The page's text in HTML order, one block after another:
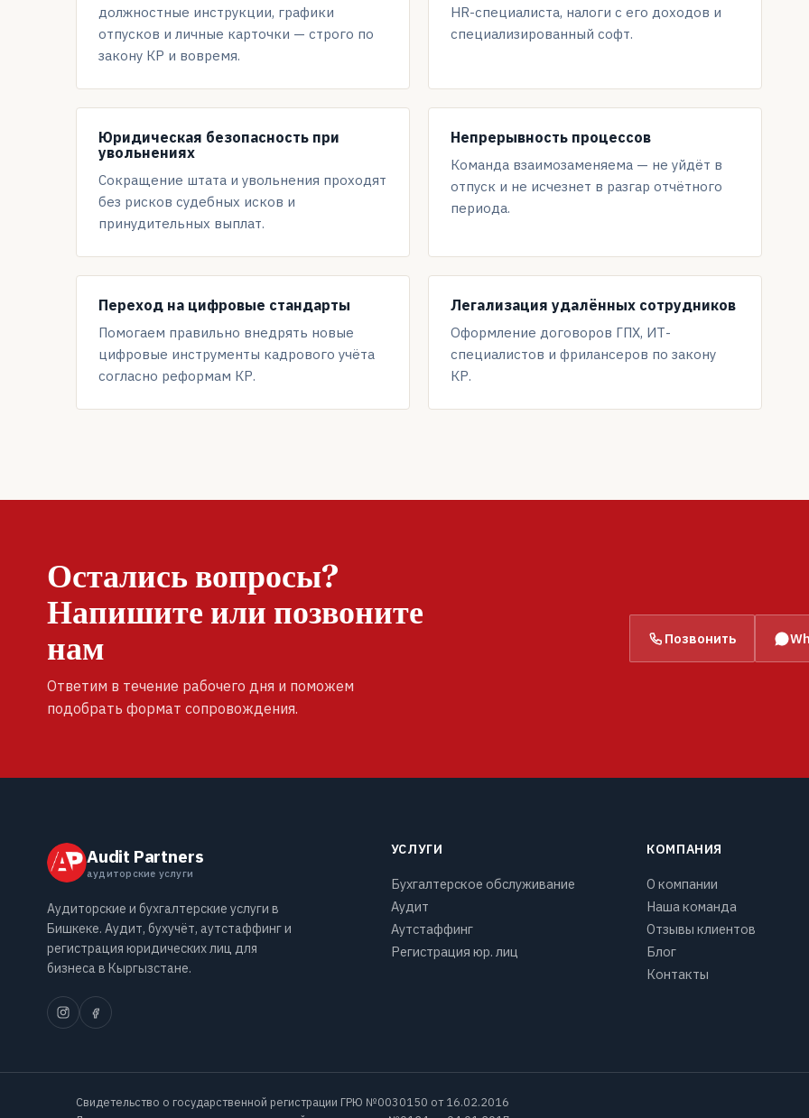
должностные инструкции, графики
отпусков и личные карточки — строго по
закону КР и вовремя.
HR-специалиста, налоги с его доходов и
специализированный софт.
Юридическая безопасность при
увольнениях
Сокращение штата и увольнения проходят
без рисков судебных исков и
принудительных выплат.
Непрерывность процессов
Команда взаимозаменяема — не уйдёт в
отпуск и не исчезнет в разгар отчётного
периода.
Переход на цифровые стандарты
Помогаем правильно внедрять новые
цифровые инструменты кадрового учёта
согласно реформам КР.
Легализация удалённых сотрудников
Оформление договоров ГПХ, ИТ-
специалистов и фрилансеров по закону
КР.
Остались вопросы?
Напишите или позвоните
нам
Ответим в течение рабочего дня и поможем
подобрать формат сопровождения.
Позвонить
Audit Partners
аудиторские услуги
Аудиторские и бухгалтерские услуги в
Бишкеке. Аудит, бухучёт, аутстаффинг и
регистрация юридических лиц для
бизнеса в Кыргызстане.
УСЛУГИ
Бухгалтерское обслуживание
Аудит
Аутстаффинг
Регистрация юр. лиц
КОМПАНИЯ
О компании
Наша команда
Отзывы клиентов
Блог
Контакты
Свидетельство о государственной регистрации ГРЮ №0030150 от 16.02.2016